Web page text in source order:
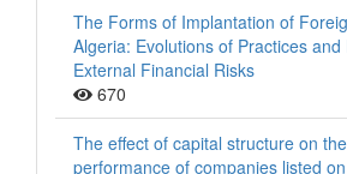
The Forms of Implantation of
Algeria: Evolutions of Practices and
External Financial Risks
670
The effect of capital structure on
performance of companies listed